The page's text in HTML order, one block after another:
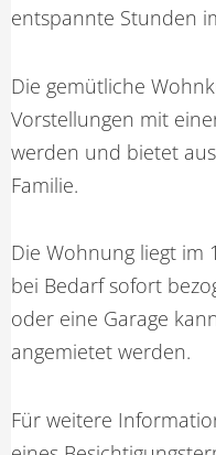
entspannte Stunden
Die gemütliche
Vorstellungen mit
werden und bietet
Familie.
Die Wohnung liegt im
bei Bedarf sofort
oder eine Garage
angemietet werden.
Für weitere